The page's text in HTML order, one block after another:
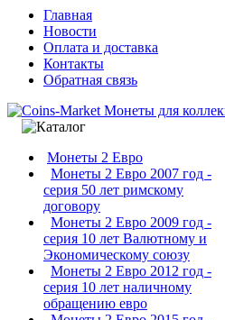
Главная
Новости
Оплата и доставка
Контакты
Обратная связь
Монеты 2 Евро
Монеты 2 Евро 2007 год -
серия 50 лет римскому
договору
Монеты 2 Евро 2009 год -
серия 10 лет Валютному и
Экономическому союзу
Монеты 2 Евро 2012 год -
серия 10 лет наличному
обращению евро